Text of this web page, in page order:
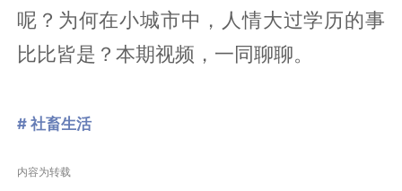
呢？为何在小城市中，人情大过学历的事
比比皆是？本期视频，一同聊聊。
# 社畜生活
内容为转载